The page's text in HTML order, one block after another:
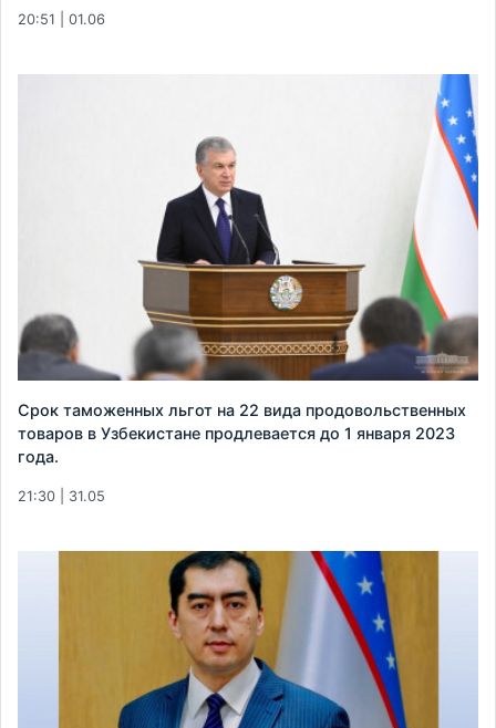
20:51 | 01.06
Срок таможенных льгот на 22 вида продовольственных
товаров в Узбекистане продлевается до 1 января 2023
года.
21:30 | 31.05